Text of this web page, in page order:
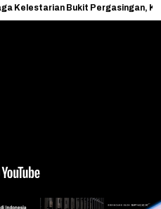
Pergasingan, KKN PMD Unram